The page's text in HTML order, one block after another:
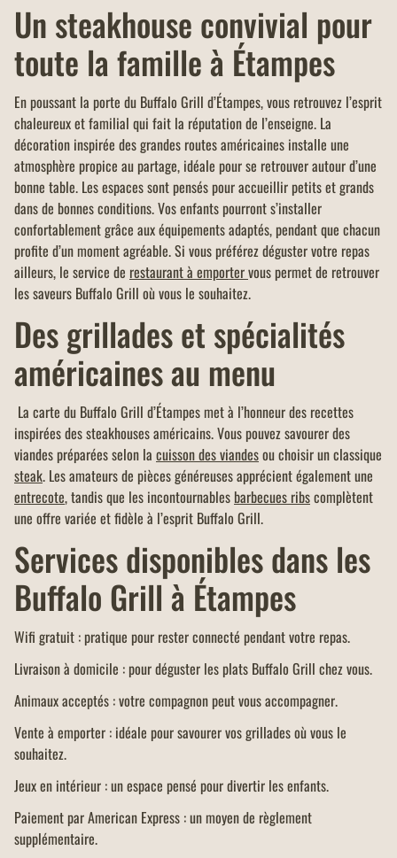
Un steakhouse convivial pour
toute la famille à Étampes
En poussant la porte du Buffalo Grill d’Étampes, vous retrouvez l’esprit
chaleureux et familial qui fait la réputation de l’enseigne. La
décoration inspirée des grandes routes américaines installe une
atmosphère propice au partage, idéale pour se retrouver autour d’une
bonne table. Les espaces sont pensés pour accueillir petits et grands
dans de bonnes conditions. Vos enfants pourront s’installer
confortablement grâce aux équipements adaptés, pendant que chacun
profite d’un moment agréable. Si vous préférez déguster votre repas
ailleurs, le service de restaurant à emportervous permet de retrouver
les saveurs Buffalo Grill où vous le souhaitez.
Des grillades et spécialités
américaines au menu
La carte du Buffalo Grill d’Étampes met à l’honneur des recettes
inspirées des steakhouses américains. Vous pouvez savourer des
viandes préparées selon la cuisson des viandesou choisir un classique
steak. Les amateurs de pièces généreuses apprécient également une
entrecote, tandis que les incontournables barbecues ribscomplètent
une offre variée et fidèle à l’esprit Buffalo Grill.
Services disponibles dans les
Buffalo Grill à Étampes
Wifi gratuit : pratique pour rester connecté pendant votre repas.
Livraison à domicile : pour déguster les plats Buffalo Grill chez vous.
Animaux acceptés : votre compagnon peut vous accompagner.
Vente à emporter : idéale pour savourer vos grillades où vous le
souhaitez.
Jeux en intérieur : un espace pensé pour divertir les enfants.
Paiement par American Express : un moyen de règlement
supplémentaire.